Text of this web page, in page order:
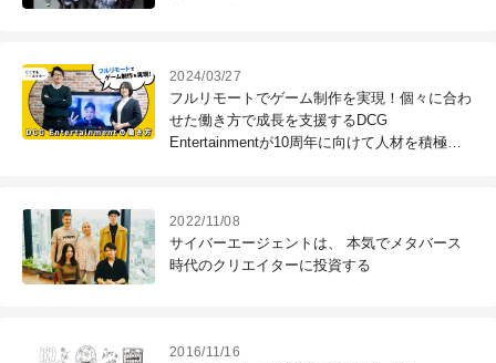
2024/03/27
フルリモートでゲーム制作を実現！個々に合わ
せた働き方で成長を支援するDCG
Entertainmentが10周年に向けて人材を積極募
2022/11/08
サイバーエージェントは、 本気でメタバース
時代のクリエイターに投資する
2016/11/16